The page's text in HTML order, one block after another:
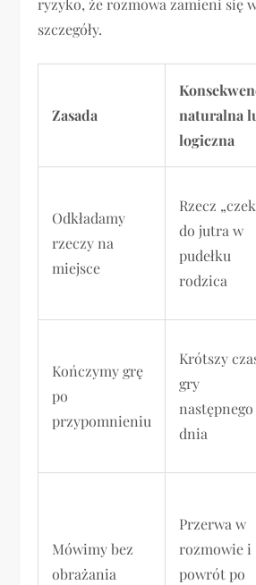
ryzyko, że rozmowa zamieni się
szczegóły.
Zasada
naturalna
logiczna
Odkładamy
rzeczy na
miejsce
Rzecz
do jutra w
pudełku
rodzica
Kończymy grę
po
przypomnieniu
Krótszy
gry
następnego
dnia
Mówimy bez
obrażania
Przerwa w
rozmowie i
powrót po